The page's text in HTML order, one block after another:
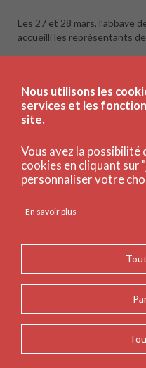
Les 27 et 28 mars, l’abbaye
accueilli les représentants
Les actualités à la Bnu
Ouverture à 9h du 07
Nous utilisons les
services et les
site.
Vous avez la
cookies en cliquant sur
personnaliser votre
En savoir plus